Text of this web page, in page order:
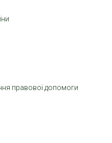
правової допомоги